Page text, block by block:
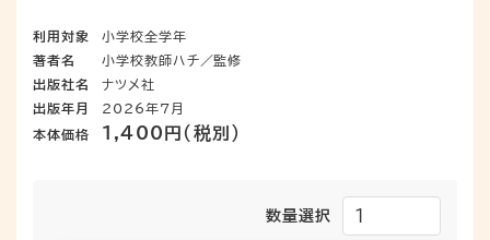
利用対象
小学校全学年
著者名
小学校教師ハチ／監修
出版社名
ナツメ社
出版年月
2026年7月
本体価格
1,400円（税別）
数量選択